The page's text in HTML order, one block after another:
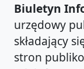
Biuletyn
urzędowy
składający
stron